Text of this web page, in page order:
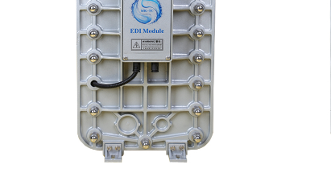
查看详情